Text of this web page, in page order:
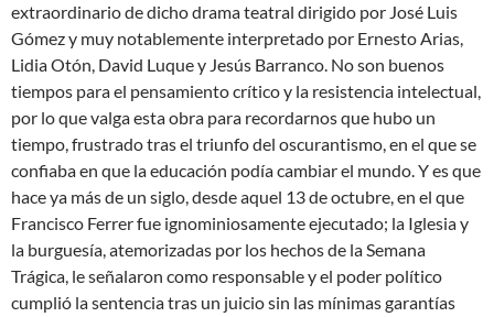
extraordinario de dicho drama teatral dirigido por José Luis
Gómez y muy notablemente interpretado por Ernesto Arias,
Lidia Otón, David Luque y Jesús Barranco. No son buenos
tiempos para el pensamiento crítico y la resistencia intelectual,
por lo que valga esta obra para recordarnos que hubo un
tiempo, frustrado tras el triunfo del oscurantismo, en el que se
confiaba en que la educación podía cambiar el mundo. Y es que
hace ya más de un siglo, desde aquel 13 de octubre, en el que
Francisco Ferrer fue ignominiosamente ejecutado; la Iglesia y
la burguesía, atemorizadas por los hechos de la Semana
Trágica, le señalaron como responsable y el poder político
cumplió la sentencia tras un juicio sin las mínimas garantías